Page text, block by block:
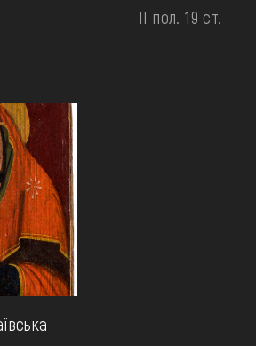
II пол. 19 ст.